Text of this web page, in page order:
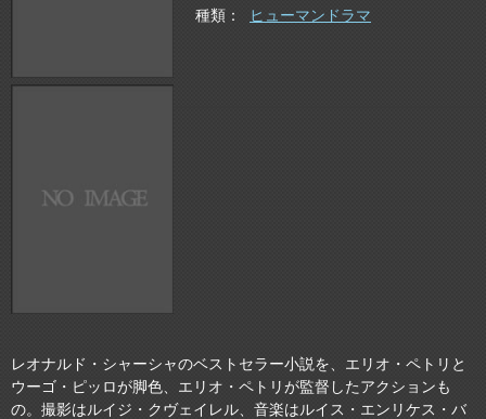
種類
ヒューマンドラマ
レオナルド・シャーシャのベストセラー小説を、エリオ・ペトリと
ウーゴ・ピッロが脚色、エリオ・ペトリが監督したアクションも
の。撮影はルイジ・クヴェイレル、音楽はルイス・エンリケス・バ